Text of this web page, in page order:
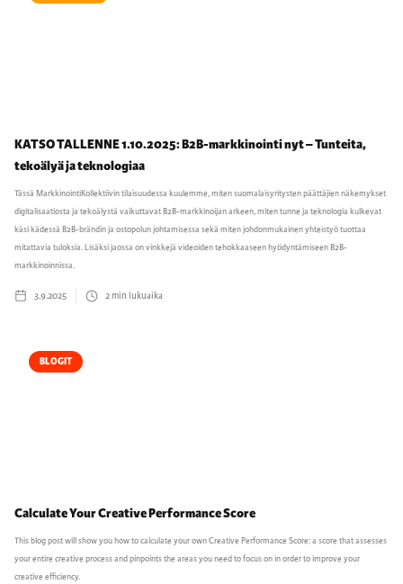
KATSO TALLENNE 1.10.2025: B2B-markkinointi nyt – Tunteita,
tekoälyä ja teknologiaa
Tässä MarkkinointiKollektiivin tilaisuudessa kuulemme, miten suomalaisyritysten päättäjien näkemykset
digitalisaatiosta ja tekoälystä vaikuttavat B2B-markkinoijan arkeen, miten tunne ja teknologia kulkevat
käsi kädessä B2B-brändin ja ostopolun johtamisessa sekä miten johdonmukainen yhteistyö tuottaa
mitattavia tuloksia. Lisäksi jaossa on vinkkejä videoiden tehokkaaseen hyödyntämiseen B2B-
markkinoinnissa.
3.9.2025 2min lukuaika
BLOGIT
Calculate Your Creative Performance Score
This blog post will show you how to calculate your own Creative Performance Score: a score that assesses
your entire creative process and pinpoints the areas you need to focus on in order to improve your
creative efficiency.